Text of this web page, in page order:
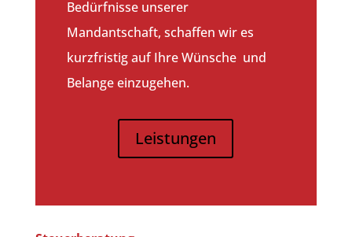
Bedürfnisse unserer
Mandantschaft, schaffen wir es
kurzfristig auf Ihre Wünsche und
Belange einzugehen.
Leistungen